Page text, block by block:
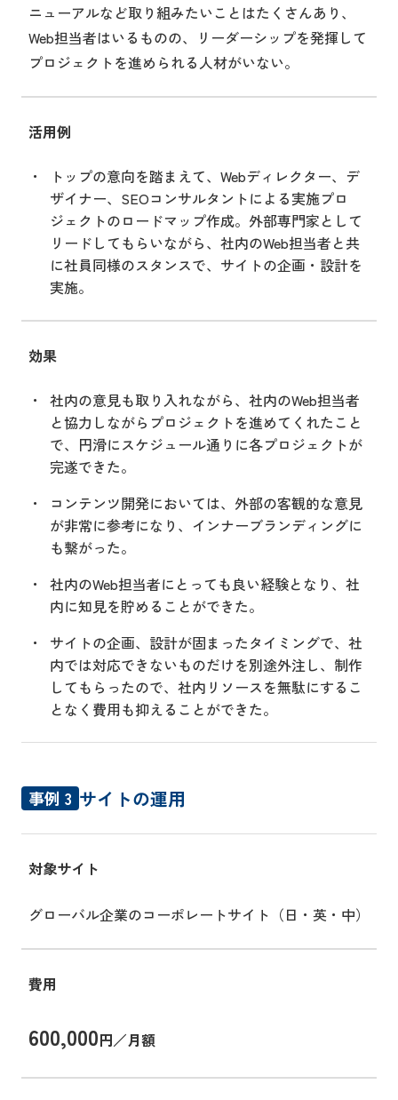
ニューアルなど取り組みたいことはたくさんあり、
Web担当者はいるものの、リーダーシップを発揮して
プロジェクトを進められる人材がいない。
活用例
トップの意向を踏まえて、Webディレクター、デ
ザイナー、SEOコンサルタントによる実施プロ
ジェクトのロードマップ作成。外部専門家として
リードしてもらいながら、社内のWeb担当者と共
に社員同様のスタンスで、サイトの企画・設計を
実施。
効果
社内の意見も取り入れながら、社内のWeb担当者
と協力しながらプロジェクトを進めてくれたこと
で、円滑にスケジュール通りに各プロジェクトが
完遂できた。
コンテンツ開発においては、外部の客観的な意見
が非常に参考になり、インナーブランディングに
も繋がった。
社内のWeb担当者にとっても良い経験となり、社
内に知見を貯めることができた。
サイトの企画、設計が固まったタイミングで、社
内では対応できないものだけを別途外注し、制作
してもらったので、社内リソースを無駄にするこ
となく費用も抑えることができた。
事例 3 サイトの運用
対象サイト
グローバル企業のコーポレートサイト（日・英・中）
費用
600,000円／月額